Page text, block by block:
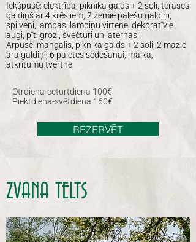
Iekšpusē: elektrība, piknika galds + 2 soli, terases
galdiņš ar 4 krēsliem, 2 zemie palešu galdiņi,
spilveni, lampas, lampiņu virtene, dekoratīvie
augi, pīti grozi, svečturi un laternas;
Ārpusē: mangalis, piknika galds + 2 soli, 2 mazie
āra galdiņi, 6 paletes sēdēšanai, malka,
atkritumu tvertne.
Otrdiena-ceturtdiena 100€
Piektdiena-svētdiena 160€
REZERVĒT
ZVANA TELTS